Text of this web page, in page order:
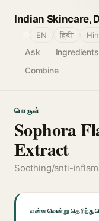
Indian Skincare,
Ask Ingredients
Combine
EN हिंदी
பொருள்
Sophora
Extract
Soothing/anti-
என்னவென்று